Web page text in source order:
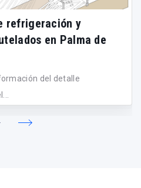
refrigeración y
en Palma de
del detalle